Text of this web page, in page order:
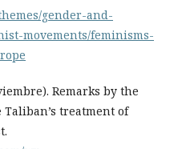
gender-and-
movements/feminisms-
Remarks by the
treatment of